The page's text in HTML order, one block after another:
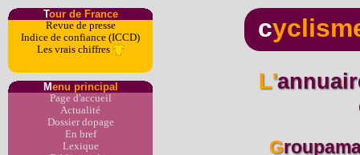
Tour de France
Revue de presse
Indice de confiance (ICCD)
Les vrais chiffres
Menu principal
Page d'accueil
Actualité
Dossier dopage
En bref
Lexique
c
L'annuaire du dopage par